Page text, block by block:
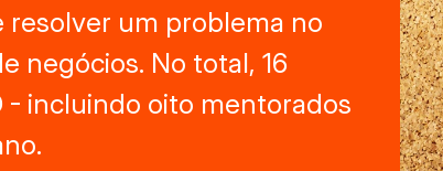
resolver um problema no
negócios. No total, 16
- incluindo oito mentorados